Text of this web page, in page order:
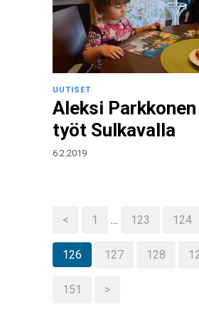
UUTISET
Aleksi
työt Sulkavalla
6.2.2019
< 1 … 123 124
126 127 128
151 >